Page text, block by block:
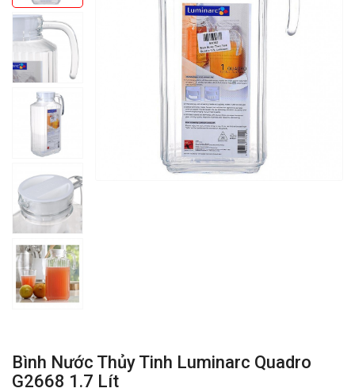
Bình Nước Thủy Tinh Luminarc Quadro
G2668 1.7 Lít